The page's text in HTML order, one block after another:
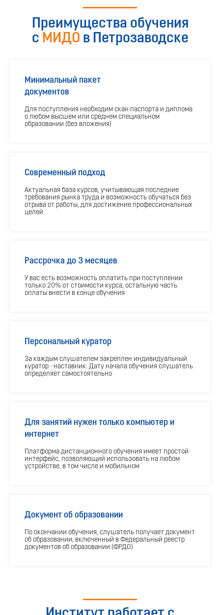
Преимущества обучения
с МИДО в Петрозаводске
Минимальный пакет
документов
Для поступления необходим скан паспорта и диплома
о любом высшем или среднем специальном
образовании (без вложения)
Современный подход
Актуальная база курсов, учитывающая последние
требования рынка труда и возможность обучаться без
отрыва от работы, для достижение профессиональных
целей
Рассрочка до 3 месяцев
У вас есть возможность оплатить при поступлении
только 20% от стоимости курса, остальную часть
оплаты внести в конце обучения
Персональный куратор
За каждым слушателем закреплен индивидуальный
куратор - наставник. Дату начала обучения слушатель
определяет самостоятельно
Для занятий нужен только компьютер и
интернет
Платформа дистанционного обучения имеет простой
интерфейс, позволяющий использовать на любом
устройстве, в том числе и мобильном
Документ об образовании
По окончании обучения, слушатель получает документ
об образовании, включенный в Федеральный реестр
документов об образовании (ФРДО)